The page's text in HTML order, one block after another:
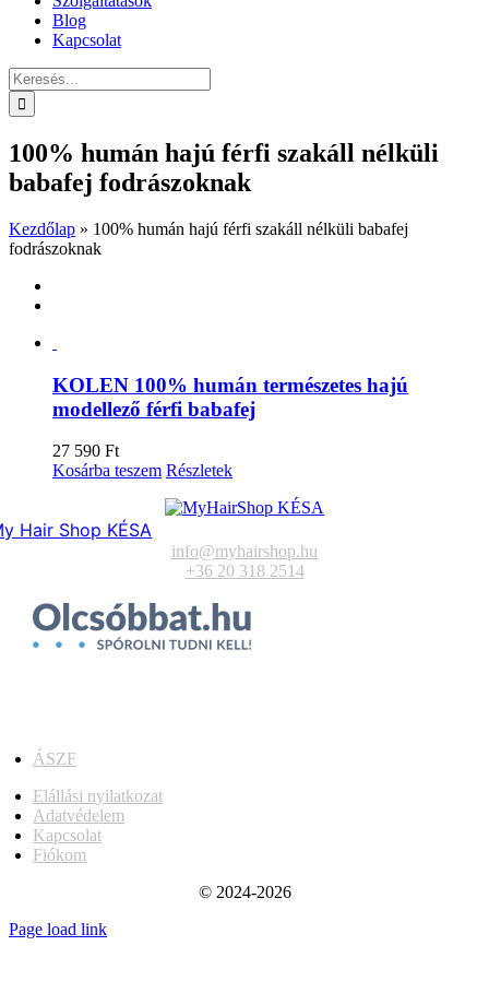
Blog
Kapcsolat
Keresés...
100% humán hajú férfi szakáll nélküli
babafej fodrászoknak
Kezdőlap » 100% humán hajú férfi szakáll nélküli babafej
fodrászoknak
KOLEN 100% humán természetes hajú
modellező férfi babafej
27 590 Ft
Kosárba teszem Részletek
Hair Shop KÉSA
info@myhairshop.hu
+36 20 318 2514
ÁSZF
Elállási nyilatkozat
Adatvédelem
Kapcsolat
Fiókom
© 2024-2026
Page load link